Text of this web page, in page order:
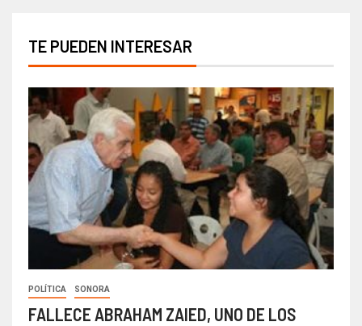
TE PUEDEN INTERESAR
POLÍTICA SONORA
FALLECE ABRAHAM ZAIED, UNO DE LOS